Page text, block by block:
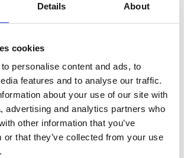
Details About
cookies
personalise content and ads, to
features and to analyse our traffic.
about your use of our site with
advertising and analytics partners who
other information that you’ve
or that they’ve collected from your use
till mejeriet hittar du Gäsene
Här har du möjlighet att
dig mer om mejeriets ostar direkt
hem riktig mjölk som smakar som
I butiken hittar du lagrade hårdostar
mjölk, samt en del specialostar och
Butiken är medlem i Smaka
certifiering som